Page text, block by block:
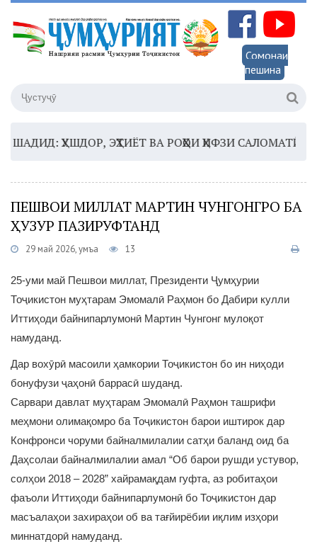
Сомонаи
пешина
ҲУШДОР, ЭҲТИЁТ ВА РОҲҲОИ ҲИФЗИ САЛОМАТӢ
ПЕШВОИ МИЛЛАТ МАРТИН ЧУНГОНГРО БА
ҲУЗУР ПАЗИРУФТАНД
29 май 2026, Ҷумъа 13
25-уми май Пешвои миллат, Президенти Ҷумҳурии
Тоҷикистон муҳтарам Эмомалӣ Раҳмон бо Дабири кулли
Иттиҳоди байнипарлумонӣ Мартин Чунгонг мулоқот
намуданд.
Дар вохӯрӣ масоили ҳамкории Тоҷикистон бо ин ниҳоди
бонуфузи ҷаҳонӣ баррасӣ шуданд.
Сарвари давлат муҳтарам Эмомалӣ Раҳмон ташрифи
меҳмони олимақомро ба Тоҷикистон барои иштирок дар
Конфронси чоруми байналмилалии сатҳи баланд оид ба
Даҳсолаи байналмилалии амал “Об барои рушди устувор,
солҳои 2018 – 2028” хайрамақдам гуфта, аз робитаҳои
фаъоли Иттиҳоди байнипарлумонӣ бо Тоҷикистон дар
масъалаҳои захираҳои об ва тағйирёбии иқлим изҳори
миннатдорӣ намуданд.